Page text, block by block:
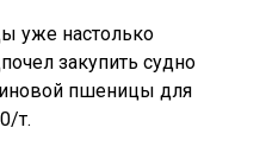
уже настолько
закупить судно
пшеницы для
т.